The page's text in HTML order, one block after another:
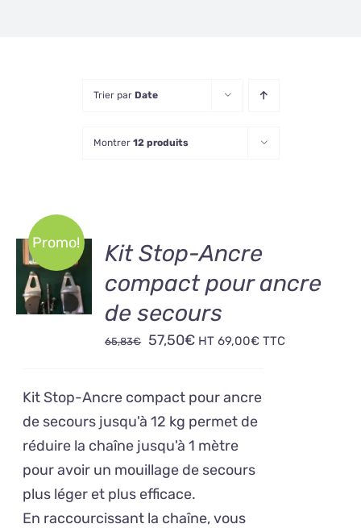
Trier par Date
Montrer 12 produits
Promo!
AJOUTER
PANIER
/
DÉTAILS
Kit Stop-Ancre
compact pour ancre
de secours
65,83€
Le
initial
était :
65,83€.
57,50€Le
57,50€.
HT69,00€ TTC
Kit Stop-Ancre compact pour ancre
de secours jusqu'à 12 kg permet de
réduire la chaîne jusqu'à 1 mètre
pour avoir un mouillage de secours
plus léger et plus efficace.
En raccourcissant la chaîne, vous